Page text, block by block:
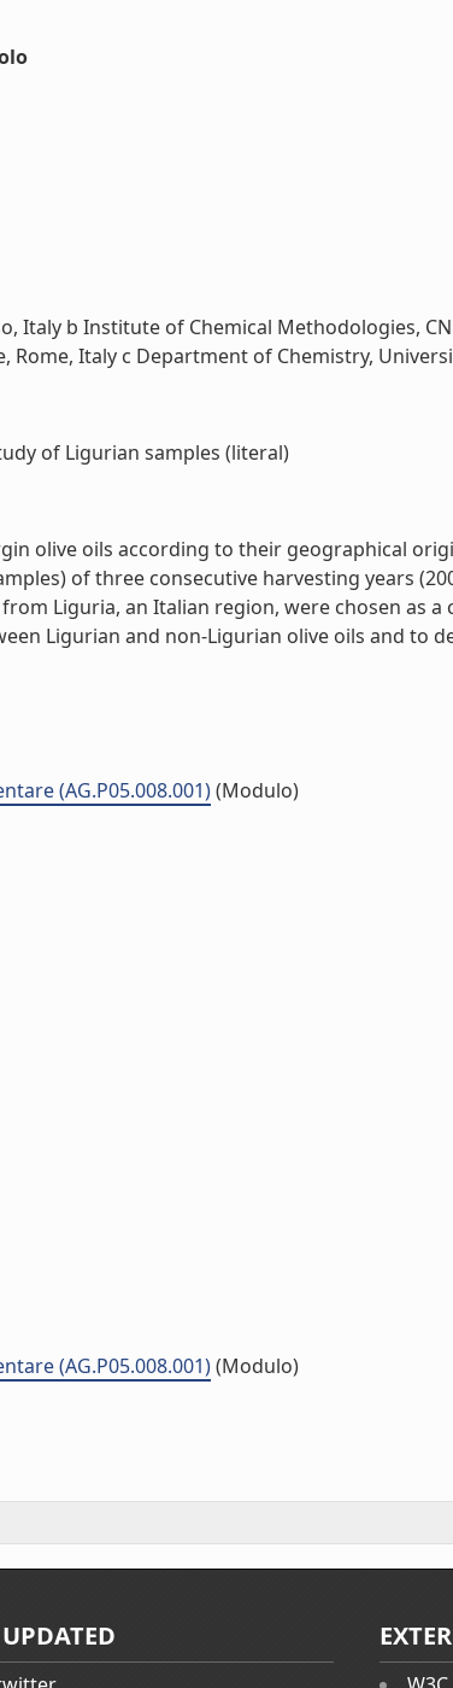
Italy b Institute of Chemical Methodologies,
Italy c Department of Chemistry,
of Ligurian samples (literal)
olive oils according to their geographical
of three consecutive harvesting years
Liguria, an Italian region, were chosen as a
Ligurian and non-Ligurian olive oils and to
(AG.P05.008.001)(Modulo)
(AG.P05.008.001)(Modulo)